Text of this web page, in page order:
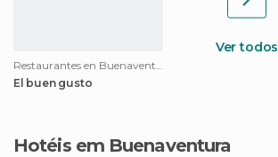
Restaurantes en Buenaventura
El buen gusto
Ver todos
Hotéis em Buenaventura